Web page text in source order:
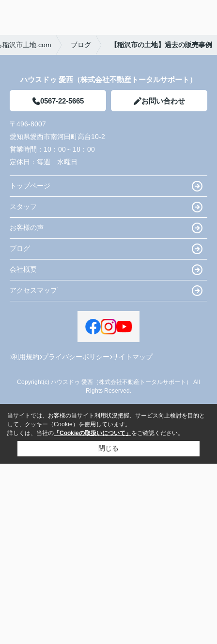
沢市土地.com ブログ 【稲沢市の土地】過去の販売事例
ハウスドゥ 愛西（株式会社不動産トータルサポート）
0567-22-5665 お問い合わせ
〒496-8007
愛知県愛西市南河田町高台10-2
営業時間： 10：00～18：00
定休日： 毎週 水曜日
トップページ
スタッフ
お客様の声
ブログ
会社概要
アクセスマップ
利用規約 プライバシーポリシー サイトマップ
Copyright(c) ハウスドゥ 愛西（株式会社不動産トータルサポート） All
Rights Reserved.
当サイトでは、お客様の当サイト利用状況把握、サービス向上検討を目的と
して、クッキー（Cookie）を使用しています。
詳しくは、当社の 「Cookieの取扱いについて」 をご確認ください。
閉じる